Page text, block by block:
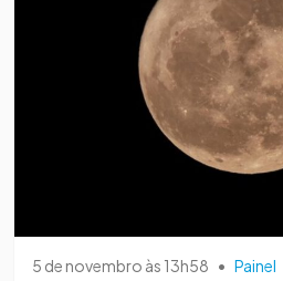
5 de novembro às 13h58 • Painel